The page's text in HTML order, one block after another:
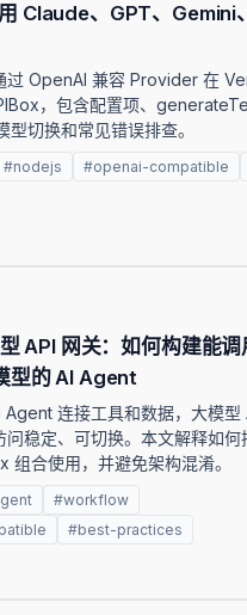
Claude、GPT、Gemini、
过 OpenAI 兼容 Provider 在
，包含配置项、
切换和常见错误排查。
#nodejs #openai-compatible
API 网关：如何构建能调
型的 AI Agent
Agent 连接工具和数据，大模型
问稳定、可切换。本文解释如何
组合使用，并避免架构混淆。
#workflow
#best-practices